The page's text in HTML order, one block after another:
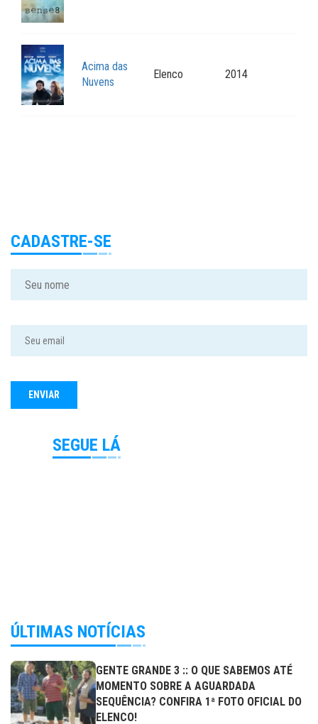
Acima das
Nuvens
Elenco 2014
CADASTRE-SE
SEGUE LÁ
ÚLTIMAS NOTÍCIAS
GENTE GRANDE 3 :: O QUE SABEMOS ATÉ
MOMENTO SOBRE A AGUARDADA
SEQUÊNCIA? CONFIRA 1ª FOTO OFICIAL DO
ELENCO!